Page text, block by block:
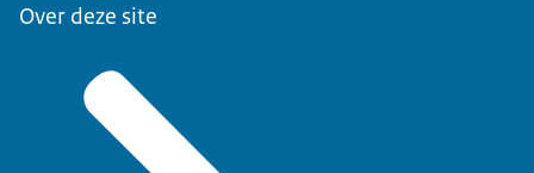
Over deze site